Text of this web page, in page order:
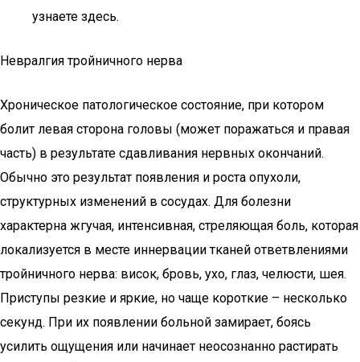
узнаете здесь.
Невралгия тройничного нерва
Хроническое патологическое состояние, при котором
болит левая сторона головы (может поражаться и правая
часть) в результате сдавливания нервных окончаний.
Обычно это результат появления и роста опухоли,
структурных изменений в сосудах. Для болезни
характерна жгучая, интенсивная, стреляющая боль, которая
локализуется в месте иннервации тканей ответвлениями
тройничного нерва: висок, бровь, ухо, глаз, челюсти, шея.
Приступы резкие и яркие, но чаще короткие – несколько
секунд. При их появлении больной замирает, боясь
усилить ощущения или начинает неосознанно растирать